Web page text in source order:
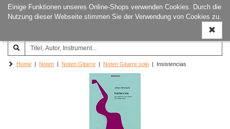
Einige Funktionen unseres Online-Shops verwenden Cookies. Durch die
Nutzung dieser Webseite stimmen Sie der Verwendung von Cookies zu.
ein-/
Joachim‐Trekel‐Musikverlag,
Hamburg
Home | Noten | Noten Gitarre | Noten Gitarre solo | Insistencias